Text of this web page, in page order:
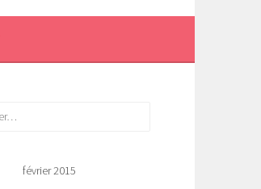
février 2015